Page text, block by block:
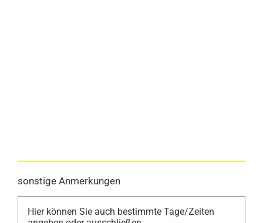
sonstige Anmerkungen